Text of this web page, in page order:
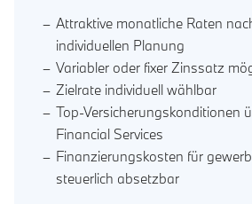
Attraktive monatliche Raten
individuellen Planung
Variabler oder fixer Zinssatz
Zielrate individuell wählbar
Top-Versicherungskonditionen
Financial Services
Finanzierungskosten für
steuerlich absetzbar